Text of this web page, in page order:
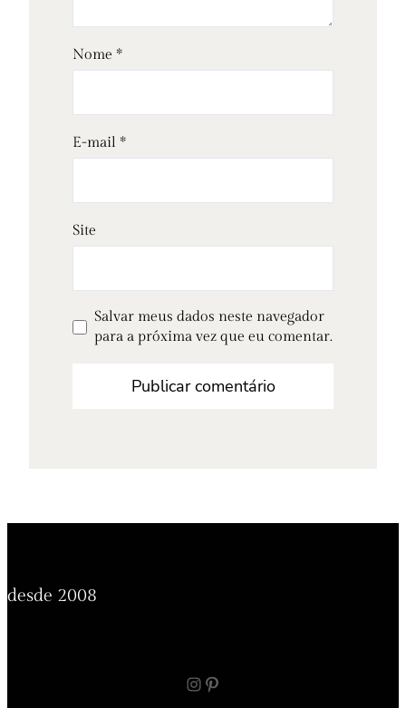
Nome *
E-mail *
Site
Salvar meus dados neste navegador
para a próxima vez que eu comentar.
desde 2008
Instagram Pinterest